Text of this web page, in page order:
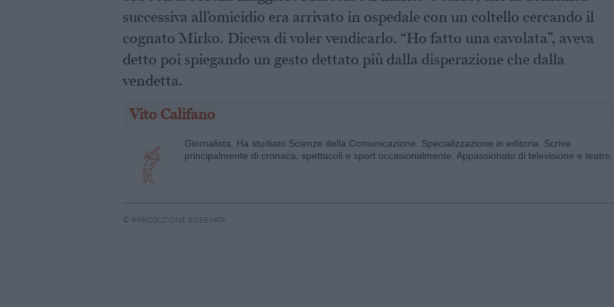
successiva all’omicidio era arrivato in ospedale con un coltello cercando il
cognato Mirko. Diceva di voler vendicarlo. “Ho fatto una cavolata”, aveva
detto poi spiegando un gesto dettato più dalla disperazione che dalla
vendetta.
Vito Califano
Giornalista. Ha studiato Scienze della Comunicazione. Specializzazione in editoria. Scrive
principalmente di cronaca, spettacoli e sport occasionalmente. Appassionato di televisione e teatro.
© RIPRODUZIONE RISERVATA